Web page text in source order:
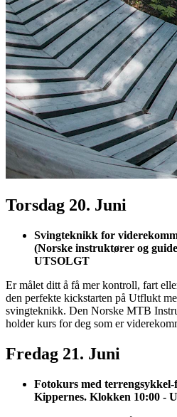
Torsdag 20. Juni
Svingteknikk for
(Norske instruktører og
UTSOLGT
Er målet ditt å få mer kontroll, fart
den perfekte kickstarten på Utflukt
svingteknikk. Den Norske MTB
holder kurs for deg som er
Fredag 21. Juni
Fotokurs med
Kippernes. Klokken 10:00 -